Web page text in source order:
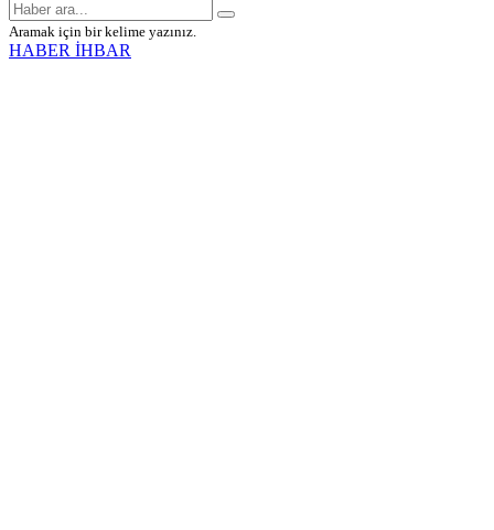
Aramak için bir kelime yazınız.
HABER İHBAR